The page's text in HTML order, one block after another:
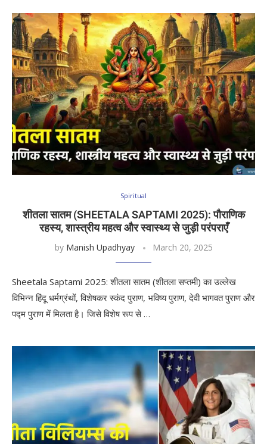
Spiritual
शीतला सातम (SHEETALA SAPTAMI 2025): पौराणिक
रहस्य, शास्त्रीय महत्व और स्वास्थ्य से जुड़ी परंपराएँ
by Manish Upadhyay March 20, 2025
Sheetala Saptami 2025: शीतला सातम (शीतला सप्तमी) का उल्लेख
विभिन्न हिंदू धर्मग्रंथों, विशेषकर स्कंद पुराण, भविष्य पुराण, देवी भागवत पुराण और
पद्म पुराण में मिलता है। जिसे विशेष रूप से …